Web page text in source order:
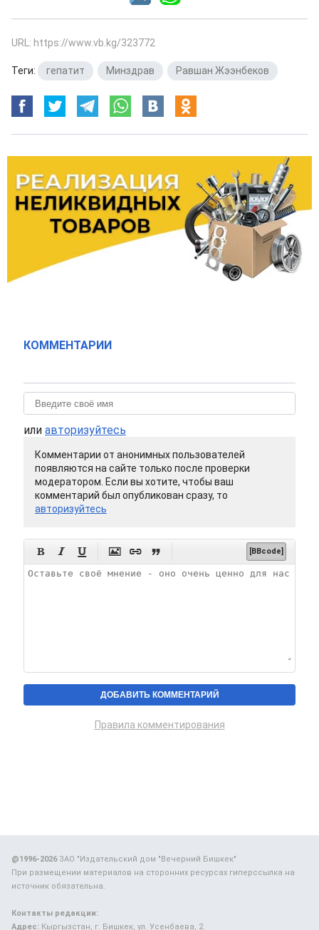
URL: https://www.vb.kg/323772
Теги: гепатит Минздрав Равшан Жээнбеков
КОММЕНТАРИИ
или авторизуйтесь
Комментарии от анонимных пользователей
появляются на сайте только после проверки
модератором. Если вы хотите, чтобы ваш
комментарий был опубликован сразу, то
авторизуйтесь
      [BBcode]
Правила комментирования
@1996-2026ЗАО "Издательский дом "Вечерний Бишкек"
При размещении материалов на сторонних ресурсах гиперссылка на
источник обязательна.
Контакты редакции:
Адрес: Кыргызстан, г. Бишкек, ул. Усенбаева, 2.